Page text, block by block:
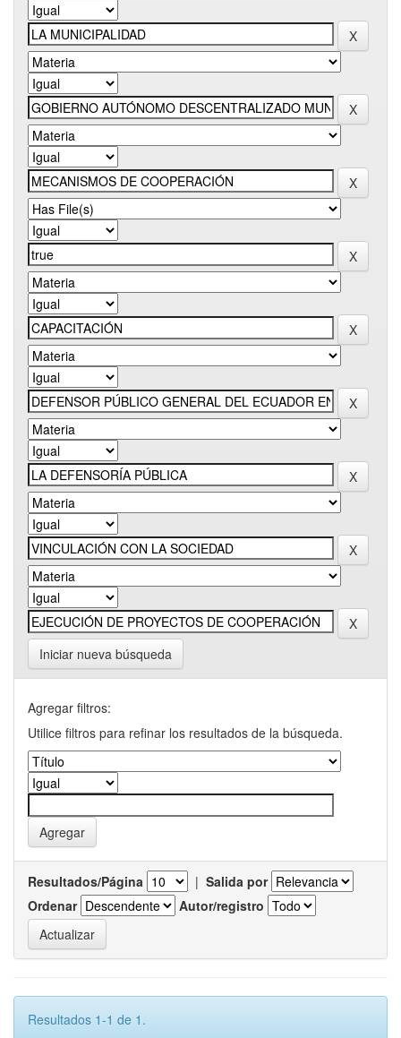
Iniciar nueva búsqueda
Agregar filtros:
Utilice filtros para refinar los resultados de la búsqueda.
Resultados/Página | Salida por
Ordenar
Autor/registro
Resultados 1-1 de 1.